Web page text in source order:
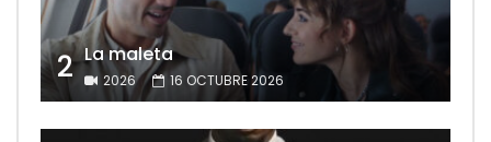
2 La maleta
2026 16 OCTUBRE 2026